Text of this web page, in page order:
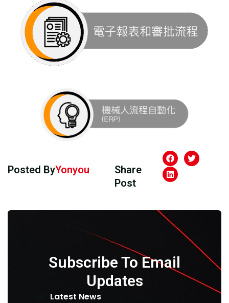
Posted ByYonyou
Share
Post
Subscribe To Email
Updates
Latest News